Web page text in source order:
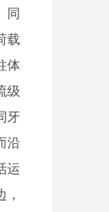
同
载
体
级
牙
沿
运